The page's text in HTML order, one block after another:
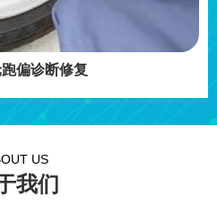
偏诊断修复
US
我们